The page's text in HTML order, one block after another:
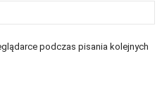
podczas pisania kolejnych